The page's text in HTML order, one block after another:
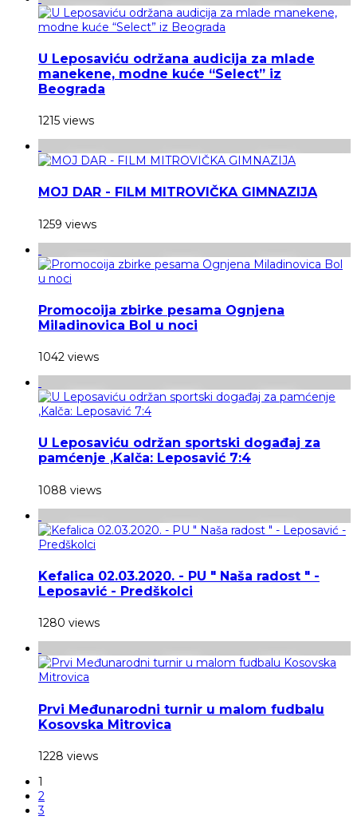
U Leposaviću održana audicija za mlade
manekene, modne kuće “Select” iz
Beograda
1215 views
MOJ DAR - FILM MITROVIČKA GIMNAZIJA
1259 views
Promocoija zbirke pesama Ognjena
Miladinovica Bol u noci
1042 views
U Leposaviću održan sportski događaj za
pamćenje ,Kalča: Leposavić 7:4
1088 views
Kefalica 02.03.2020. - PU " Naša radost " -
Leposavić - Predškolci
1280 views
Prvi Međunarodni turnir u malom fudbalu
Kosovska Mitrovica
1228 views
1
2
3